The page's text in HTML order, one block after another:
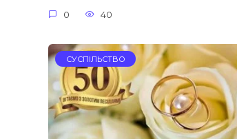
0 40
СУСПІЛЬСТВО